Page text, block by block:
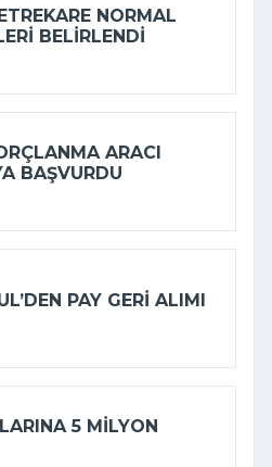
NORMAL
BELIRLENDI
ARACI
BAŞVURDU
PAY GERI ALIMI
5 MILYON